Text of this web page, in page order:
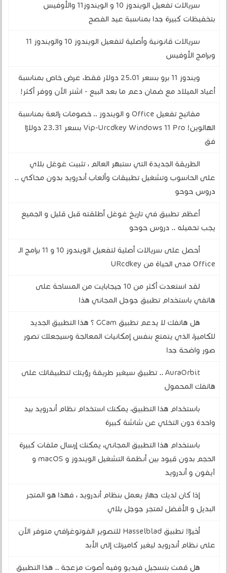
سريالات تفعيل الويندوز 10 و الويندوز11 والأوفيس
بتخفيظات كبيرة جدا بمناسبة عيد الفصح
سريالات قانونية وأصلية لتفعيل الويندوز 10 والويندوز 11
وبرامج الأوفيس
ويندوز 11 برو بسعر 25.01 دولار فقط، عرض خاص بمناسبة
أعياد الميلاد مع ضمان دعم ما بعد البيع - اشتر الآن ووفر أكثر!
مفاتيح تفعيل Office و الويندوز .. خصومات رائعة بمناسبة
الهالوين! Vip-Urcdkey Windows 11 Pro بسعر 23.31 دولارًا
فق
الطريقة الجديدة التي ستبهر العالم ، تثبيت غوغل بلاي
على الحاسوب وتشغيل تطبيقات وألعاب أندرويد بدون محاكي ..
دروس حوحو
أعظم تطبيق في تاريخ غوغل أطلقته قبل قليل و الجميع
يجب تحميله .. دروس حوحو
أحصل على سريالات أصلية لتفعيل الويندوز 10 و 11 برامج الـ
Office مدى الحياة من URcdkey
لقد استعدت أكثر من 10 جيجابايت من المساحة على
هاتفي باستخدام تطبيق جوجل المجاني هذا
هل هاتفك لا يدعم تطبيق GCam ؟ هذا التطبيق الجديد
للكاميرا، الذي يتمتع بنفس إمكانيات المعالجة وسيجعلك تصور
صور واضحة جدا
AuraOrbit .. تطبيق سيغير طريقة رؤيتك لتطبيقاتك على
هاتفك المحمول
باستخدام هذا التطبيق، يمكنك استخدام نظام أندرويد بيد
واحدة دون التخلي عن شاشة كبيرة
باستخدام هذا التطبيق المجاني، يمكنك إرسال ملفات كبيرة
الحجم بدون قيود بين أنظمة التشغيل الويندوز و macOS و
آيفون و أندرويد
إذا كان لديك جهاز يعمل بنظام أندرويد ، فهذا هو المتجر
البديل و الأفضل لمتجر جوجل بلاي
أخيرًا! تطبيق Hasselblad للتصوير الفوتوغرافي متوفر الآن
على نظام أندرويد ليغير كاميرتك إلى الأبد
هل قمت بتسجيل فيديو وفيه أصوت مزعجة .. هذا التطبيق